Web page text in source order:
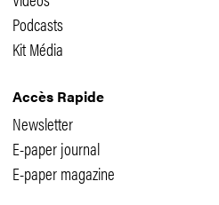
Podcasts
Kit Média
Accès Rapide
Newsletter
E-paper journal
E-paper magazine